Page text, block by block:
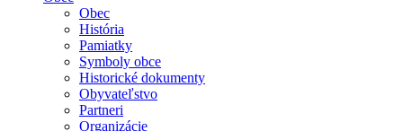
Obec
História
Pamiatky
Symboly obce
Historické dokumenty
Obyvateľstvo
Partneri
Organizácie